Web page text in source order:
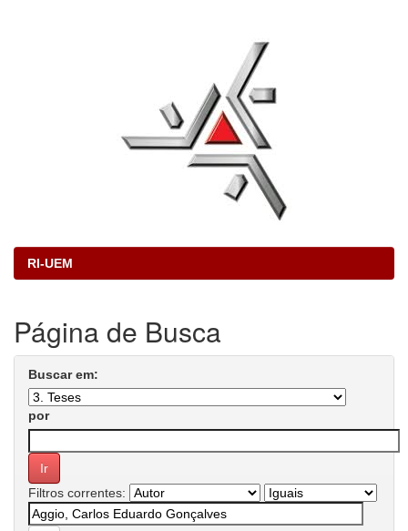
RI-UEM
Página de Busca
Buscar em:
por
Filtros correntes: